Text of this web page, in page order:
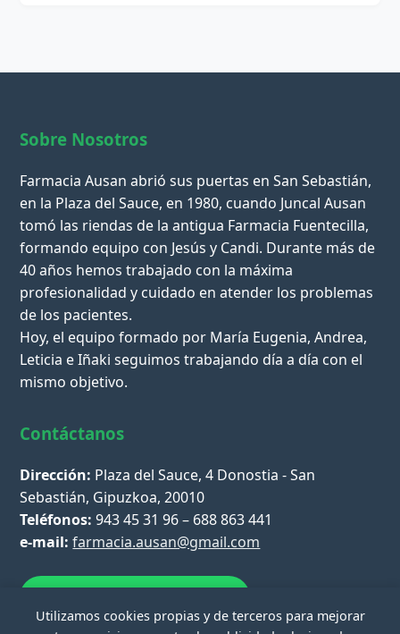
Sobre Nosotros
Farmacia Ausan abrió sus puertas en San Sebastián,
en la Plaza del Sauce, en 1980, cuando Juncal Ausan
tomó las riendas de la antigua Farmacia Fuentecilla,
formando equipo con Jesús y Candi. Durante más de
40 años hemos trabajado con la máxima
profesionalidad y cuidado en atender los problemas
de los pacientes.
Hoy, el equipo formado por María Eugenia, Andrea,
Leticia e Iñaki seguimos trabajando día a día con el
mismo objetivo.
Contáctanos
Dirección: Plaza del Sauce, 4 Donostia - San
Sebastián, Gipuzkoa, 20010
Teléfonos: 943 45 31 96 – 688 863 441
e-mail: farmacia.ausan@gmail.com
Utilizamos cookies propias y de terceros para mejorar